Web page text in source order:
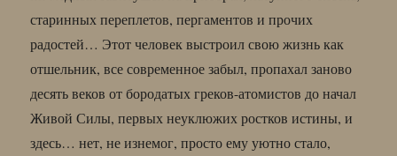
старинных переплетов, пергаментов и прочих
радостей… Этот человек выстроил свою жизнь как
отшельник, все современное забыл, пропахал заново
десять веков от бородатых греков-атомистов до начал
Живой Силы, первых неуклюжих ростков истины, и
здесь… нет, не изнемог, просто ему уютно стало,